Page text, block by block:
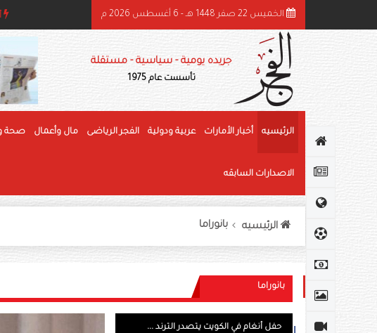
بن زايد وأمين عام جامعة الدول العربية يبحثان هاتفياً الأوضاع في المنطقة
الخميس 22 صفر 1448 هـ - 6 أغسطس 2026 م
جريده يومية - سياسية - مستقلة
تأسست عام 1975
الرئيسيه أخبار الأمارات عربية ودولية الفجر الرياضى مال وأعمال صحة و
الاصدارات السابقه
الرئيسيه بانوراما
بانوراما
حفل أنغام في الكويت يتصدر الترند ...